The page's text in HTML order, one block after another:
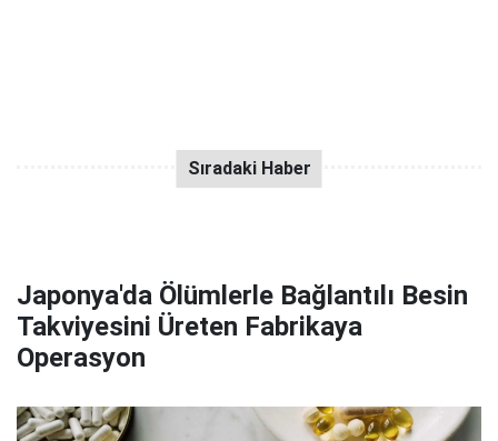
Japonya'da Ölümlerle Bağlantılı Besin
Takviyesini Üreten Fabrikaya
Operasyon